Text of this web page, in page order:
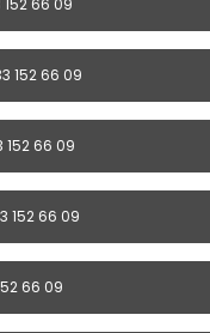
66 09
152 66 09
152 66 09
152 66 09
66 09